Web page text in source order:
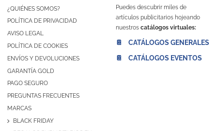
¿QUIÉNES SOMOS?
POLÍTICA DE PRIVACIDAD
AVISO LEGAL
POLÍTICA DE COOKIES
ENVÍOS Y DEVOLUCIONES
GARANTÍA GOLD
PAGO SEGURO
PREGUNTAS FRECUENTES
MARCAS
BLACK FRIDAY
Puedes descubrir miles de
artículos publicitarios hojeando
nuestros catálogos virtuales:
📔 CATÁLOGOS GENERALES
📔 CATÁLOGOS EVENTOS